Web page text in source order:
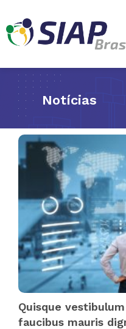
Notícias
Quisque
faucibus mauris